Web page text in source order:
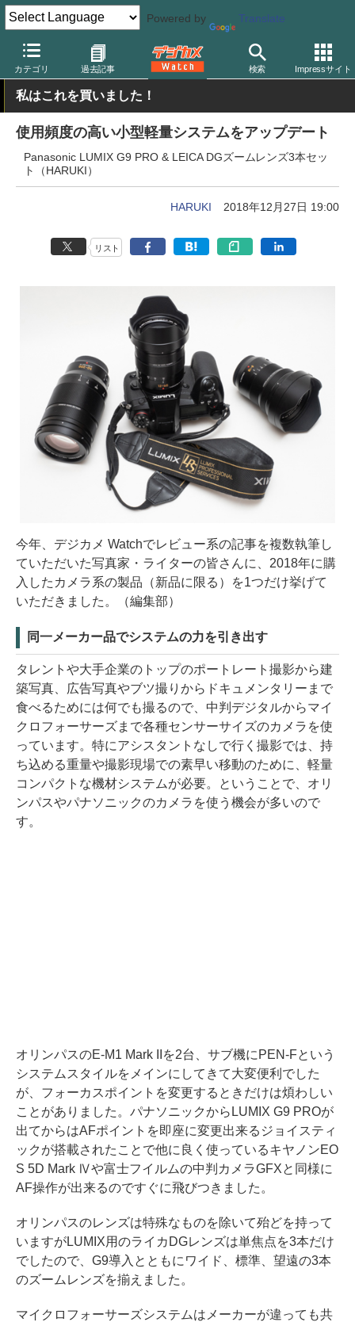
Powered by Translate
カテゴリ 過去記事 検索 Impressサイト
デジカメ Watch カメラ ミラーレスカメラ パナソニック
私はこれを買いました！
使用頻度の高い小型軽量システムをアップデート
Panasonic LUMIX G9 PRO & LEICA DGズームレンズ3本セッ
ト（HARUKI）
HARUKI 2018年12月27日 19:00
リスト
今年、デジカメ Watchでレビュー系の記事を複数執筆し
ていただいた写真家・ライターの皆さんに、2018年に購
入したカメラ系の製品（新品に限る）を1つだけ挙げて
いただきました。（編集部）
同一メーカー品でシステムの力を引き出す
タレントや大手企業のトップのポートレート撮影から建
築写真、広告写真やブツ撮りからドキュメンタリーまで
食べるためには何でも撮るので、中判デジタルからマイ
クロフォーサーズまで各種センサーサイズのカメラを使
っています。特にアシスタントなしで行く撮影では、持
ち込める重量や撮影現場での素早い移動のために、軽量
コンパクトな機材システムが必要。ということで、オリ
ンパスやパナソニックのカメラを使う機会が多いので
す。
オリンパスのE-M1 Mark IIを2台、サブ機にPEN-Fという
システムスタイルをメインにしてきて大変便利でした
が、フォーカスポイントを変更するときだけは煩わしい
ことがありました。パナソニックからLUMIX G9 PROが
出てからはAFポイントを即座に変更出来るジョイスティ
ックが搭載されたことで他に良く使っているキヤノンEO
S 5D Mark Ⅳや富士フイルムの中判カメラGFXと同様に
AF操作が出来るのですぐに飛びつきました。
オリンパスのレンズは特殊なものを除いて殆どを持って
いますがLUMIX用のライカDGレンズは単焦点を3本だけ
でしたので、G9導入とともにワイド、標準、望遠の3本
のズームレンズを揃えました。
マイクロフォーサーズシステムはメーカーが違っても共